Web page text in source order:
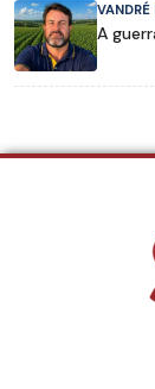
A